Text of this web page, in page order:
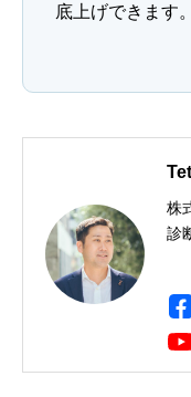
底上げできます。
株
診
ド